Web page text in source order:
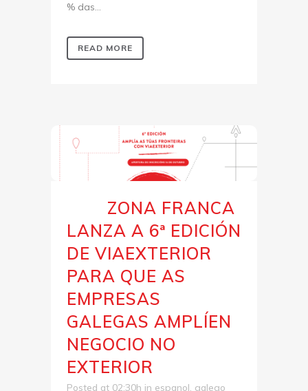
% das...
READ MORE
ZONA FRANCA
LANZA A 6ª EDICIÓN
DE VIAEXTERIOR
PARA QUE AS
EMPRESAS
GALEGAS AMPLÍEN
NEGOCIO NO
EXTERIOR
Posted at 02:30h in espanol, galego